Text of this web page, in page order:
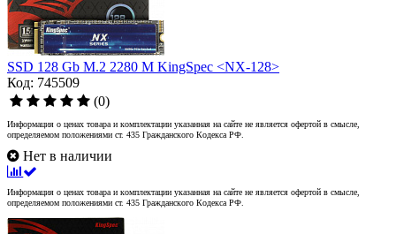
SSD 128 Gb M.2 2280 M KingSpec <NX-128>
Код: 745509
(0)
Информация о ценах товара и комплектации указанная на сайте не является офертой в смысле,
определяемом положениями ст. 435 Гражданского Кодекса РФ.
Нет в наличии
Информация о ценах товара и комплектации указанная на сайте не является офертой в смысле,
определяемом положениями ст. 435 Гражданского Кодекса РФ.